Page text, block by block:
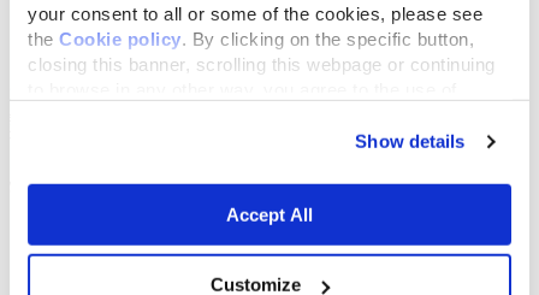
your consent to all or some of the cookies, please see
the Cookie policy. By clicking on the specific button,
closing this banner, scrolling this webpage or continuing
Show details
Accept All
Customize